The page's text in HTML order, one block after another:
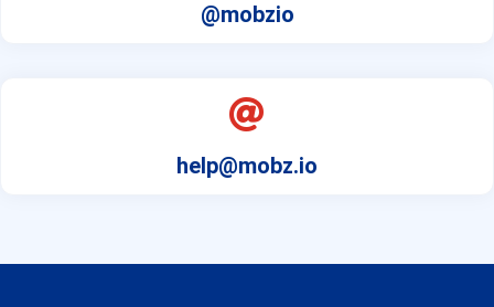
@mobzio
help@mobz.io